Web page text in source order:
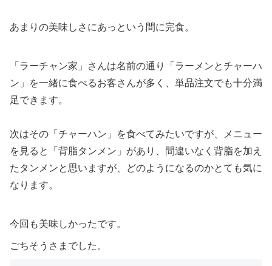
あまりの美味しさにあっという間に完食。
「ラーチャン家」さんは名前の通り「ラーメンとチャーハ
ン」を一緒に食べるお客さんが多く、単品注文でも十分満
足できます。
次はその「チャーハン」を食べてみたいですが、メニュー
を見ると「背脂タンメン」があり、間違いなく背脂を加え
たタンメンと思いますが、どのようになるのかとても気に
なります。
今回も美味しかったです。
ごちそうさまでした。